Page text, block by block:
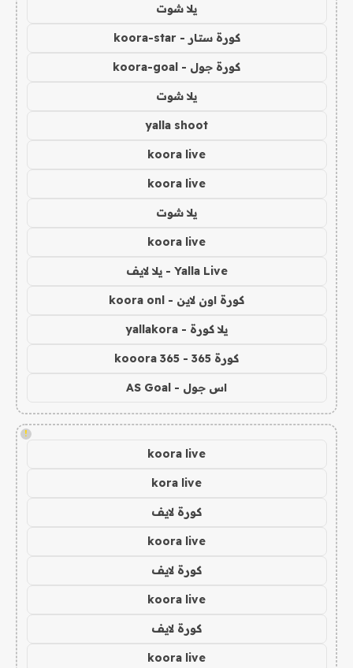
يلا شوت
كورة ستار - koora-star
كورة جول - koora-goal
يلا شوت
yalla shoot
koora live
koora live
يلا شوت
koora live
Yalla Live - يلا لايف
كورة اون لاين - koora onl
يلا كورة - yallakora
كورة 365 - kooora 365
اس جول - AS Goal
!
koora live
kora live
كورة لايف
koora live
كورة لايف
koora live
كورة لايف
koora live